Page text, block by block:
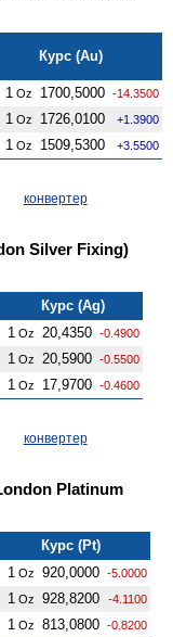
Курс (Au)
1 Oz 1700,5000 -14.3500
1 Oz 1726,0100 +1.3900
1 Oz 1509,5300 +3.5500
конвертер
Silver Fixing)
Курс (Ag)
1 Oz 20,4350 -0.4900
1 Oz 20,5900 -0.5500
1 Oz 17,9700 -0.4600
конвертер
Platinum
Курс (Pt)
1 Oz 920,0000 -5.0000
1 Oz 928,8200 -4.1100
1 Oz 813,0800 -0.8200